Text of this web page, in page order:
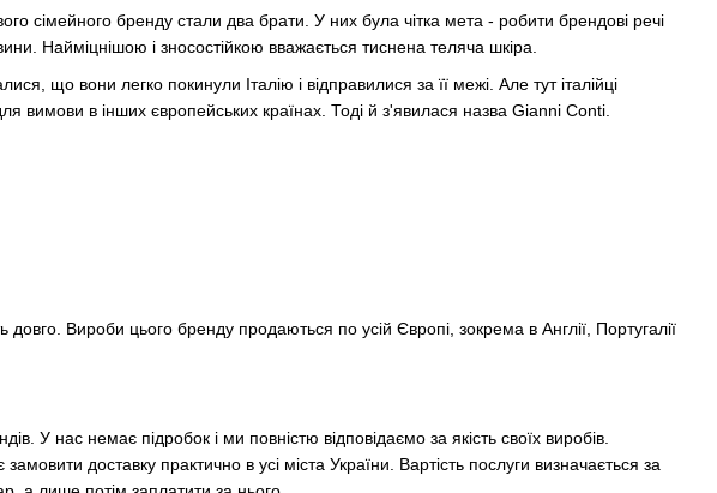
сімейного бренду стали два брати. У них була чітка мета - робити брендові речі
Найміцнішою і зносостійкою вважається тиснена теляча шкіра.
що вони легко покинули Італію і відправилися за її межі. Але тут італійці
вимови в інших європейських країнах. Тоді й з'явилася назва Gianni Conti.
Вироби цього бренду продаються по усій Європі, зокрема в Англії, Португалії
У нас немає підробок і ми повністю відповідаємо за якість своїх виробів.
доставку практично в усі міста України. Вартість послуги визначається за